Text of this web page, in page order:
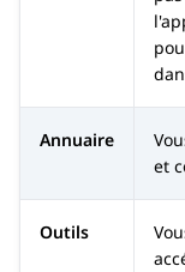
Annuaire
et
Outils